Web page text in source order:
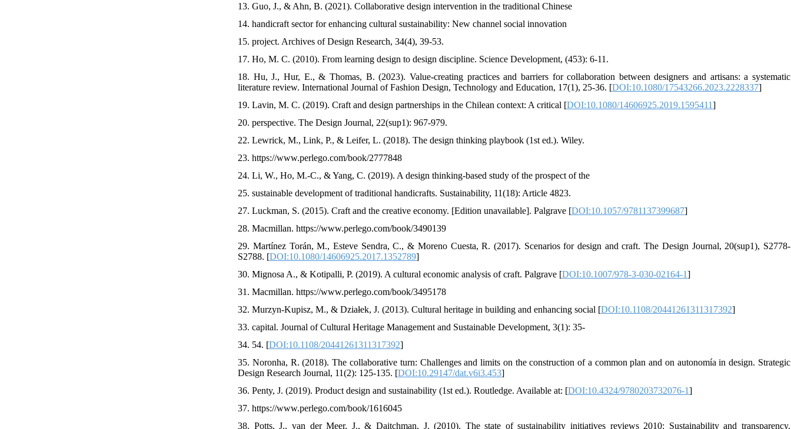
13. Guo, J., & Ahn, B. (2021). Collaborative design intervention in the traditional Chinese
14. handicraft sector for enhancing cultural sustainability: New channel social innovation
15. project. Archives of Design Research, 34(4), 39-53.
17. Ho, M. C. (2010). From learning design to design discipline. Science Development, (453): 6-11.
18. Hu, J., Hur, E., & Thomas, B. (2023). Value-creating practices and barriers for collaboration between designers and artisans: a systematic
literature review. International Journal of Fashion Design, Technology and Education, 17(1), 25-36. [DOI:10.1080/17543266.2023.2228337]
19. Lavin, M. C. (2019). Craft and design partnerships in the Chilean context: A critical [DOI:10.1080/14606925.2019.1595411]
20. perspective. The Design Journal, 22(sup1): 967-979.
22. Lewrick, M., Link, P., & Leifer, L. (2018). The design thinking playbook (1st ed.). Wiley.
23. https://www.perlego.com/book/2777848
24. Li, W., Ho, M.-C., & Yang, C. (2019). A design thinking-based study of the prospect of the
25. sustainable development of traditional handicrafts. Sustainability, 11(18): Article 4823.
27. Luckman, S. (2015). Craft and the creative economy. [Edition unavailable]. Palgrave [DOI:10.1057/9781137399687]
28. Macmillan. https://www.perlego.com/book/3490139
29. Martínez Torán, M., Esteve Sendra, C., & Moreno Cuesta, R. (2017). Scenarios for design and craft. The Design Journal, 20(sup1), S2778-
S2788. [DOI:10.1080/14606925.2017.1352789]
30. Mignosa A., & Kotipalli, P. (2019). A cultural economic analysis of craft. Palgrave [DOI:10.1007/978-3-030-02164-1]
31. Macmillan. https://www.perlego.com/book/3495178
32. Murzyn-Kupisz, M., & Działek, J. (2013). Cultural heritage in building and enhancing social [DOI:10.1108/20441261311317392]
33. capital. Journal of Cultural Heritage Management and Sustainable Development, 3(1): 35-
34. 54. [DOI:10.1108/20441261311317392]
35. Noronha, R. (2018). The collaborative turn: Challenges and limits on the construction of a common plan and on autonomía in design. Strategic
Design Research Journal, 11(2): 125-135. [DOI:10.29147/dat.v6i3.453]
36. Penty, J. (2019). Product design and sustainability (1st ed.). Routledge. Available at: [DOI:10.4324/9780203732076-1]
37. https://www.perlego.com/book/1616045
38. Potts, J., van der Meer, J., & Daitchman, J. (2010). The state of sustainability initiatives reviews 2010: Sustainability and transparency.